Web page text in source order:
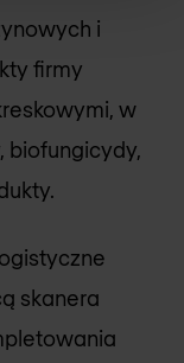
i
firmy
w
biofungicydy,
skanera